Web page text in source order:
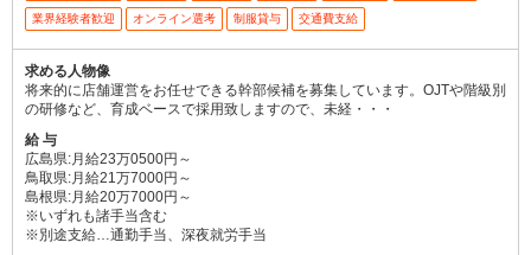
業界経験者歓迎 オンライン選考 制服貸与 交通費支給
求める人物像
将来的に店舗運営をお任せできる幹部候補を募集しています。OJTや階級別
の研修など、育成ベースで採用致しますので、未経・・・
給 与
広島県:月給23万0500円～
鳥取県:月給21万7000円～
島根県:月給20万7000円～
※いずれも諸手当含む
※別途支給…通勤手当、深夜就労手当